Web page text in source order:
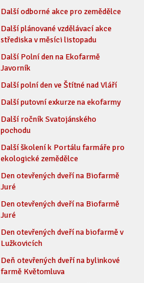
Další odborné akce pro zemědělce
Další plánované vzdělávací akce
střediska v měsíci listopadu
Další Polní den na Ekofarmě
Javorník
Další polní den ve Štítné nad Vláří
Další putovní exkurze na ekofarmy
Další ročník Svatojánského
pochodu
Další školení k Portálu farmáře pro
ekologické zemědělce
Den otevřených dveří na Biofarmě
Juré
Den otevřených dveří na Biofarmě
Juré
Den otevřených dveří na biofarmě v
Lužkovicích
Deň otevřených dveří na bylinkové
farmě Květomluva